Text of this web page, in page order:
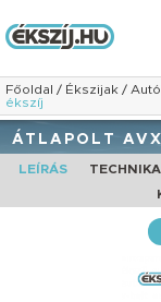
Főoldal / Ékszijak /
ékszíj
ÁTLAPOLT
LEÍRÁS